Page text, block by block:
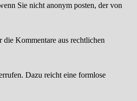
Sie nicht anonym posten, der von
Kommentare aus rechtlichen
Dazu reicht eine formlose